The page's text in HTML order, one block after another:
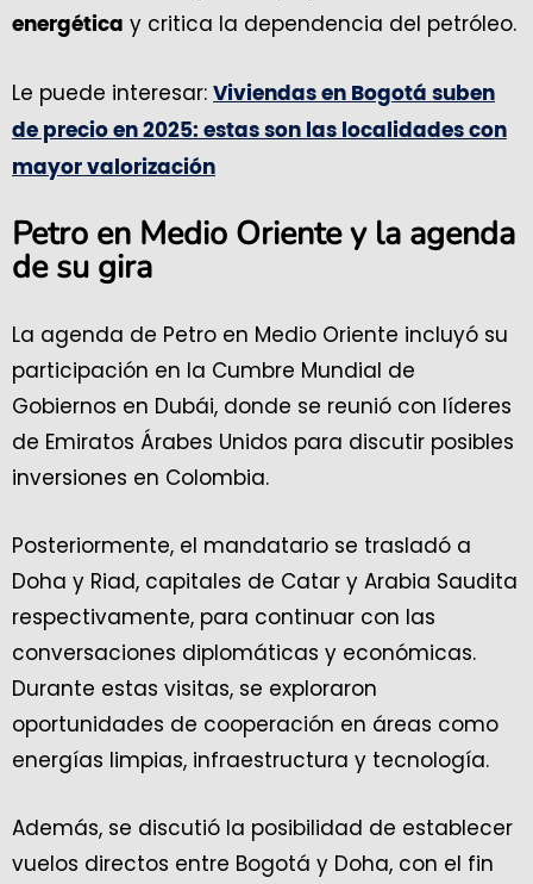
energética y critica la dependencia del petróleo.
Le puede interesar: Viviendas en Bogotá suben
de precio en 2025: estas son las localidades con
mayor valorización
Petro en Medio Oriente y la agenda
de su gira
La agenda de Petro en Medio Oriente incluyó su
participación en la Cumbre Mundial de
Gobiernos en Dubái, donde se reunió con líderes
de Emiratos Árabes Unidos para discutir posibles
inversiones en Colombia.
Posteriormente, el mandatario se trasladó a
Doha y Riad, capitales de Catar y Arabia Saudita
respectivamente, para continuar con las
conversaciones diplomáticas y económicas.
Durante estas visitas, se exploraron
oportunidades de cooperación en áreas como
energías limpias, infraestructura y tecnología.
Además, se discutió la posibilidad de establecer
vuelos directos entre Bogotá y Doha, con el fin